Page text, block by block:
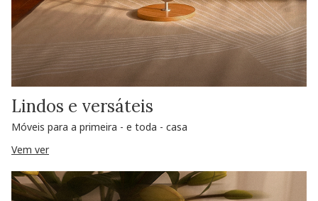
Lindos e versáteis
Móveis para a primeira - e toda - casa
Vem ver